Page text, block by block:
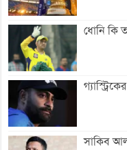
ধোনি কি
সাকিব আল